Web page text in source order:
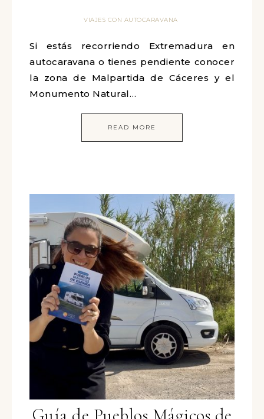
VIAJES CON AUTOCARAVANA
Si estás recorriendo Extremadura en
autocaravana o tienes pendiente conocer
la zona de Malpartida de Cáceres y el
Monumento Natural…
READ MORE